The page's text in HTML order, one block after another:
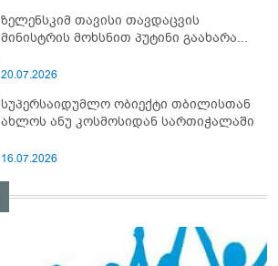
ზელენსკიმ თავისი თავდაცვის
მინისტრის მოხსნით პუტინი გაახარა...
20.07.2026
სუპერსაიდუმლო ობიექტი თბილისთან
ახლოს ანუ კოსმოსიდან სართიჭალაში
16.07.2026